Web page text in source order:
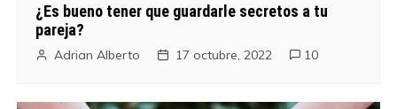
¿Es bueno tener que guardarle secretos a tu
pareja?
Adrian Alberto 17 octubre, 2022 10